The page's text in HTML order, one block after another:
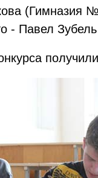
(Гимназия
- Павел